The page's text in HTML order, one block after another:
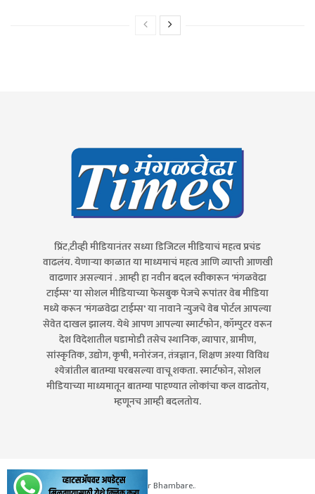
प्रिंट,टीव्ही मीडियानंतर सध्या डिजिटल मीडियाचं महत्व प्रचंड
वाढलंय. येणाऱ्या काळात या माध्यमाचं महत्व आणि व्याप्ती आणखी
वाढणार असल्यानं . आम्ही हा नवीन बदल स्वीकारून 'मंगळवेढा
टाईम्स' या सोशल मीडियाच्या फेसबुक पेजचे रूपांतर वेब मीडिया
मध्ये करून 'मंगळवेढा टाईम्स' या नावाने न्युजचे वेब पोर्टल आपल्या
सेवेत दाखल झालय. येथे आपण आपल्या स्मार्टफोन, कॉम्पुटर वरून
देश विदेशातील घडामोडी तसेच स्थानिक, व्यापार, ग्रामीण,
सांस्कृतिक, उद्योग, कृषी, मनोरंजन, तंत्रज्ञान, शिक्षण अश्या विविध
श्येत्रांतील बातम्या घरबसल्या वाचू शकता. स्मार्टफोन, सोशल
मीडियाच्या माध्यमातून बातम्या पाहण्यात लोकांचा कल वाढतोय,
म्हणूनच आम्ही बदलतोय.
© 2020Website Maintained by Tushar Bhambare..